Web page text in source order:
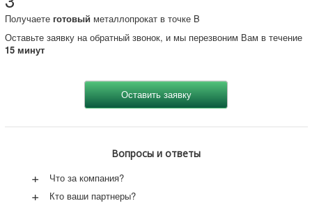
Получаете готовый металлопрокат в точке B
Оставьте заявку на обратный звонок, и мы перезвоним Вам в течение
15 минут
Вопросы и ответы
+ Что за компания?
+ Кто ваши партнеры?